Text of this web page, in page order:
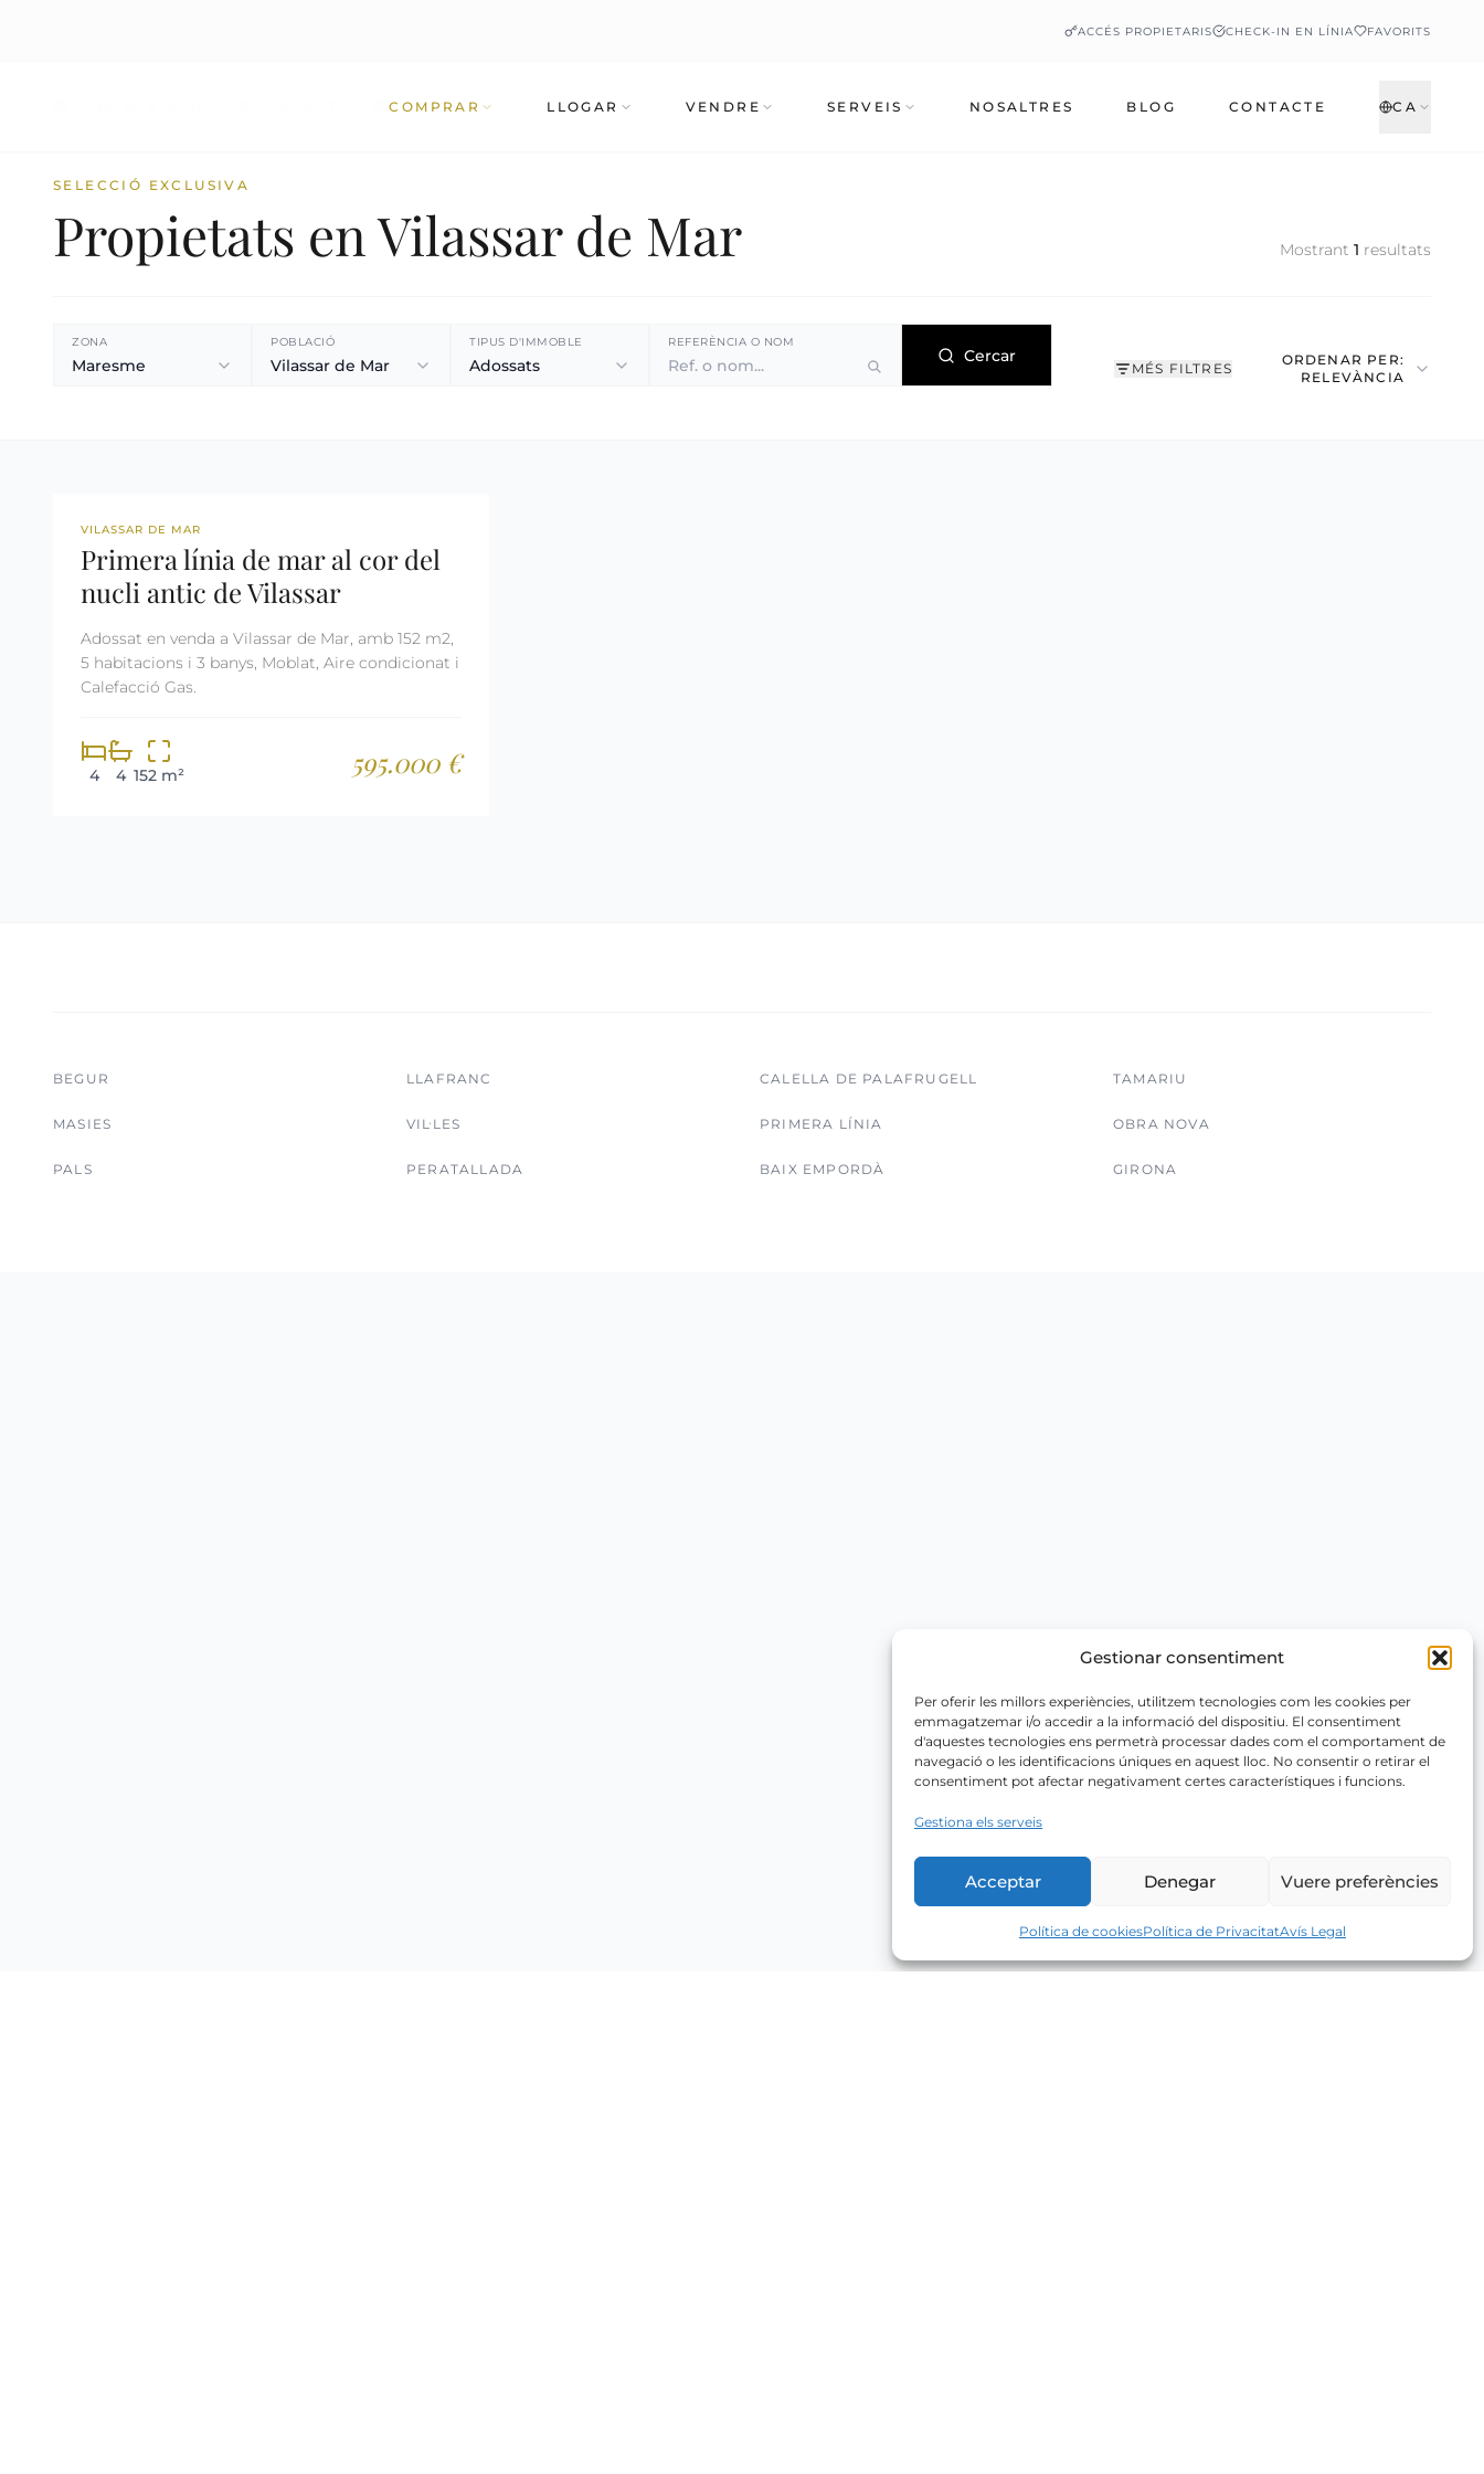
Gestionar consentiment
Per oferir les millors experiències, utilitzem tecnologies com les cookies per
emmagatzemar i/o accedir a la informació del dispositiu. El consentiment
d'aquestes tecnologies ens permetrà processar dades com el comportament de
navegació o les identificacions úniques en aquest lloc. No consentir o retirar el
consentiment pot afectar negativament certes característiques i funcions.
Gestiona els serveis
Acceptar Denegar Vuere preferències
Política de cookiesPolítica de PrivacitatAvís Legal
ACCÉS PROPIETARIS CHECK-IN EN LÍNIA FAVORITS
COMPRAR LLOGAR VENDRE SERVEIS NOSALTRES BLOG CONTACTE CA
SELECCIÓ EXCLUSIVA
Propietats en Vilassar de Mar Mostrant 1 resultats
ZONA
Maresme
POBLACIÓ
Vilassar de Mar
TIPUS D'IMMOBLE
Adossats
REFERÈNCIA O NOM
Cercar
MÉS FILTRES
ORDENAR PER:
RELEVÀNCIA
REF: 2994
VILASSAR DE MAR
Primera línia de mar al cor del
nucli antic de Vilassar
Adossat en venda a Vilassar de Mar, amb 152 m2,
5 habitacions i 3 banys, Moblat, Aire condicionat i
Calefacció Gas.
4 4 152 m² 595.000 €
BEGUR LLAFRANC CALELLA DE PALAFRUGELL TAMARIU
MASIES VIL·LES PRIMERA LÍNIA OBRA NOVA
PALS PERATALLADA BAIX EMPORDÀ GIRONA